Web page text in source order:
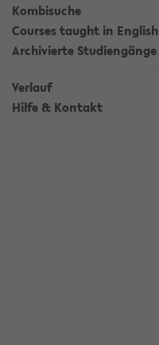
Kombisuche
Courses taught in English
Archivierte Studiengänge
Verlauf
Hilfe & Kontakt